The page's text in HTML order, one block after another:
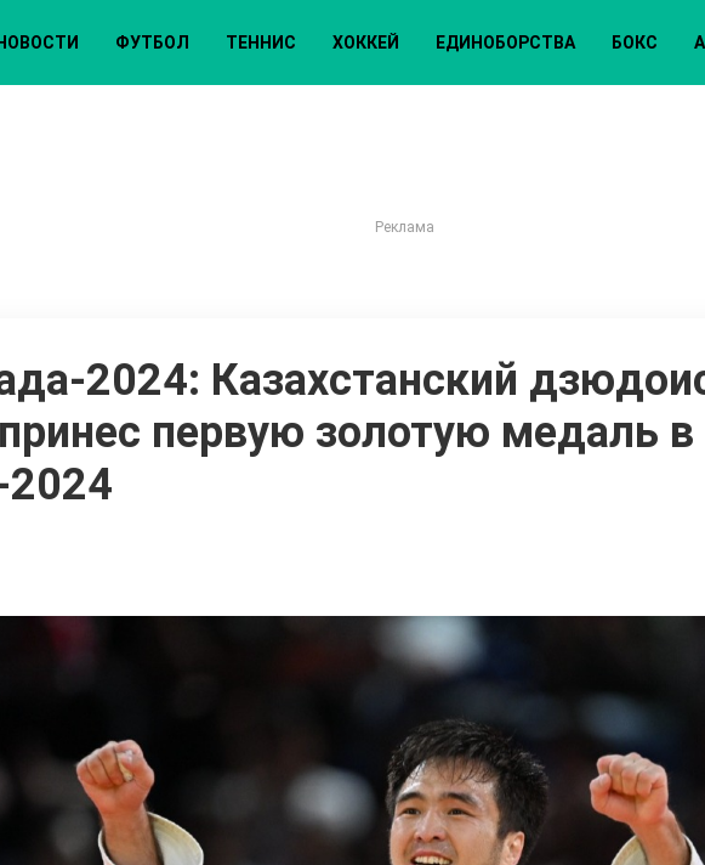
НОВОСТИ ФУТБОЛ ТЕННИС ХОККЕЙ ЕДИНОБОРСТВА БОКС
2024: Казахстанский
первую золотую медаль в